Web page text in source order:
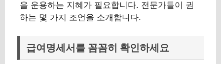
을 운용하는 지혜가 필요합니다. 전문가들이 권
하는 몇 가지 조언을 소개합니다.
급여명세서를 꼼꼼히 확인하세요